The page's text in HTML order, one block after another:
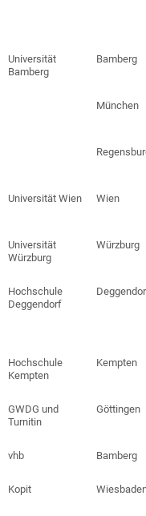
Universität
Bamberg
Bamberg
München
Universität Wien Wien
Universität
Würzburg
Würzburg
Hochschule
Deggendorf
Hochschule
Kempten
Kempten
GWDG und
Turnitin
Göttingen
vhb Bamberg
Kopit